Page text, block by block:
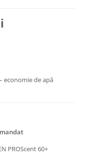
economie de apă
PROScent 60+